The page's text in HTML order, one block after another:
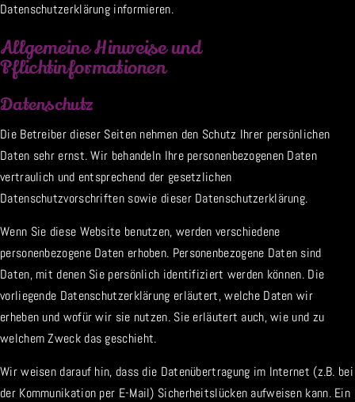
Datenschutzerklärung informieren.
Allgemeine Hinweise und
Pflichtinformationen
Datenschutz
Die Betreiber dieser Seiten nehmen den Schutz Ihrer persönlichen
Daten sehr ernst. Wir behandeln Ihre personenbezogenen Daten
vertraulich und entsprechend der gesetzlichen
Datenschutzvorschriften sowie dieser Datenschutzerklärung.
Wenn Sie diese Website benutzen, werden verschiedene
personenbezogene Daten erhoben. Personenbezogene Daten sind
Daten, mit denen Sie persönlich identifiziert werden können. Die
vorliegende Datenschutzerklärung erläutert, welche Daten wir
erheben und wofür wir sie nutzen. Sie erläutert auch, wie und zu
welchem Zweck das geschieht.
Wir weisen darauf hin, dass die Datenübertragung im Internet (z.B. bei
der Kommunikation per E-Mail) Sicherheitslücken aufweisen kann. Ein